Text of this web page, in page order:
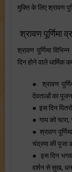
मुक्ति के लिए श्रावण
श्रावण पूर्णिमा
श्रावण पूर्णिमा
दिन होने वाले धार्मिक
● श्रावण
देवताओं का पूजन
● इस दिन
● गाय को
● श्रावण
चंद्रमा की पूजा
● इस दिन
दर्शन से सुख, धन